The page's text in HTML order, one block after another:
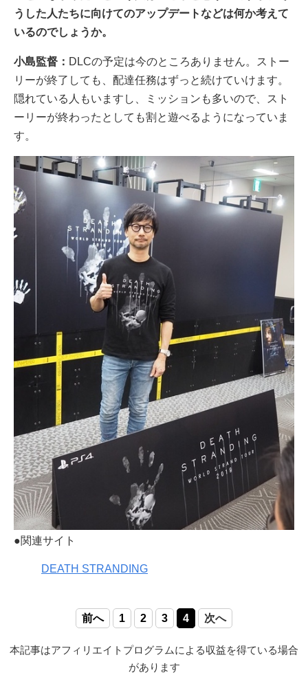
うした人たちに向けてのアップデートなどは何か考えて
いるのでしょうか。
小島監督： DLCの予定は今のところありません。ストー
リーが終了しても、配達任務はずっと続けていけます。
隠れている人もいますし、ミッションも多いので、スト
ーリーが終わったとしても割と遊べるようになっていま
す。
●関連サイト
DEATH STRANDING
前へ 1 2 3 4 次へ
本記事はアフィリエイトプログラムによる収益を得ている場合
があります